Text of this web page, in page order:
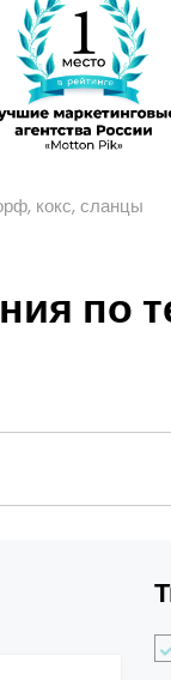
кокс, сланцы
по